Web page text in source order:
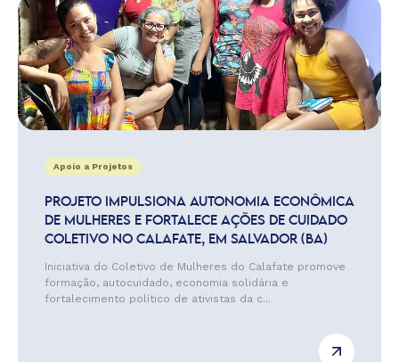
Apoio a Projetos
PROJETO IMPULSIONA AUTONOMIA ECONÔMICA
DE MULHERES E FORTALECE AÇÕES DE CUIDADO
COLETIVO NO CALAFATE, EM SALVADOR (BA)
Iniciativa do Coletivo de Mulheres do Calafate promove
formação, autocuidado, economia solidária e
fortalecimento político de ativistas da c...